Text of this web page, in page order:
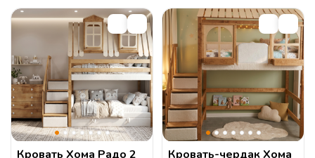
Кровать Хома Радо 2
Кровать-чердак Хома